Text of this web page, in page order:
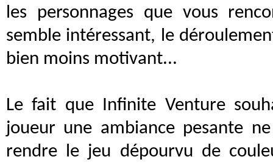
les personnages que vous
semble intéressant, le
bien moins motivant...
Le fait que Infinite Venture
joueur une ambiance pesante
rendre le jeu dépourvu de